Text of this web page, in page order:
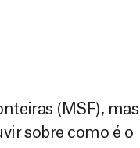
(MSF), mas
sobre como é o